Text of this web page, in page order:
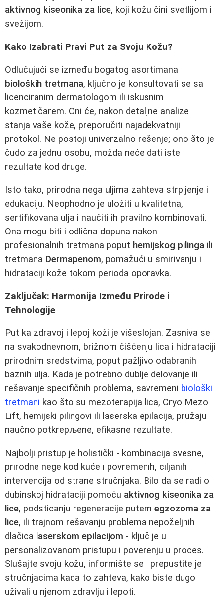
aktivnog kiseonika za lice, koji kožu čini svetlijom i
svežijom.
Kako Izabrati Pravi Put za Svoju Kožu?
Odlučujući se između bogatog asortimana
bioloških tretmana, ključno je konsultovati se sa
licenciranim dermatologom ili iskusnim
kozmetičarem. Oni će, nakon detaljne analize
stanja vaše kože, preporučiti najadekvatniji
protokol. Ne postoji univerzalno rešenje; ono što je
čudo za jednu osobu, možda neće dati iste
rezultate kod druge.
Isto tako, prirodna nega uljima zahteva strpljenje i
edukaciju. Neophodno je uložiti u kvalitetna,
sertifikovana ulja i naučiti ih pravilno kombinovati.
Ona mogu biti i odlična dopuna nakon
profesionalnih tretmana poput hemijskog pilinga ili
tretmana Dermapenom, pomažući u smirivanju i
hidrataciji kože tokom perioda oporavka.
Zaključak: Harmonija Između Prirode i
Tehnologije
Put ka zdravoj i lepoj koži je višeslojan. Zasniva se
na svakodnevnom, brižnom čišćenju lica i hidrataciji
prirodnim sredstvima, poput pažljivo odabranih
baznih ulja. Kada je potrebno dublje delovanje ili
rešavanje specifičnih problema, savremeni biološki
tretmani kao što su mezoterapija lica, Cryo Mezo
Lift, hemijski pilingovi ili laserska epilacija, pružaju
naučno potkrepљene, efikasne rezultate.
Najbolji pristup je holistički - kombinacija svesne,
prirodne nege kod kuće i povremenih, ciljanih
intervencija od strane stručnjaka. Bilo da se radi o
dubinskoj hidrataciji pomoću aktivnog kiseonika za
lice, podsticanju regeneracije putem egzozoma za
lice, ili trajnom rešavanju problema nepoželjnih
dlačica laserskom epilacijom - ključ je u
personalizovanom pristupu i poverenju u proces.
Slušajte svoju kožu, informište se i prepustite je
stručnjacima kada to zahteva, kako biste dugo
uživali u njenom zdravlju i lepoti.